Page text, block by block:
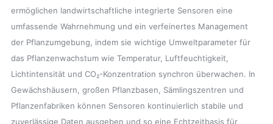
ermöglichen landwirtschaftliche integrierte Sensoren eine
umfassende Wahrnehmung und ein verfeinertes Management
der Pflanzumgebung, indem sie wichtige Umweltparameter für
das Pflanzenwachstum wie Temperatur, Luftfeuchtigkeit,
Lichtintensität und CO₂-Konzentration synchron überwachen. In
Gewächshäusern, großen Pflanzbasen, Sämlingszentren und
Pflanzenfabriken können Sensoren kontinuierlich stabile und
zuverlässige Daten ausgeben und so eine Echtzeitbasis für